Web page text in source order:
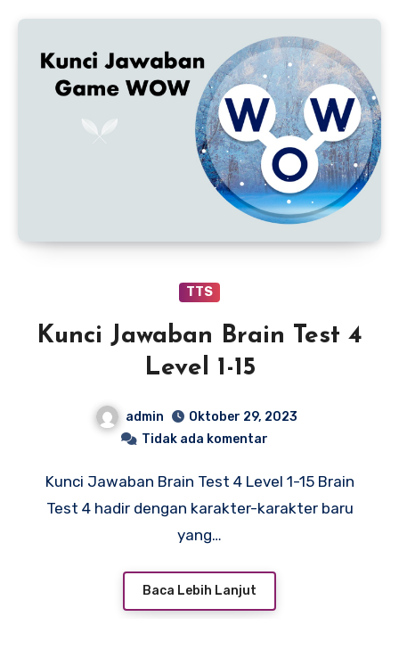
TTS
Kunci Jawaban Brain Test 4
Level 1-15
admin
Oktober 29, 2023
Tidak ada komentar
Kunci Jawaban Brain Test 4 Level 1-15 Brain
Test 4 hadir dengan karakter-karakter baru
yang…
Baca Lebih Lanjut